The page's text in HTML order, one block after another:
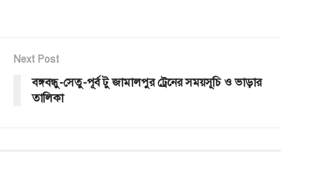
Next Post
বঙ্গবন্ধু-সেতু-পূর্ব টু জামালপুর ট্রেনের সময়সূচি ও ভাড়ার
তালিকা